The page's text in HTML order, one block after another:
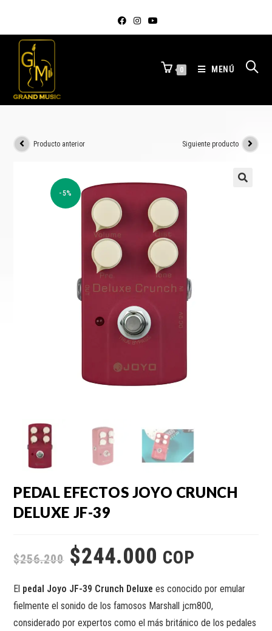
0 MENÚ
-5%
Producto anterior Siguiente producto
PEDAL EFECTOS JOYO CRUNCH
DELUXE JF-39
$256.200 $244.000 COP
El pedal Joyo JF-39 Crunch Deluxe es conocido por emular
fielmente el sonido de los famosos Marshall jcm800,
considerado por expertos como el más británico de los pedales